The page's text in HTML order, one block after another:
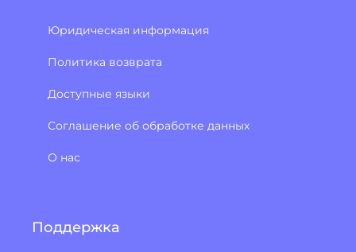
Юридическая информация
Политика возврата
Доступные языки
Соглашение об обработке данных
О нас
Поддержка